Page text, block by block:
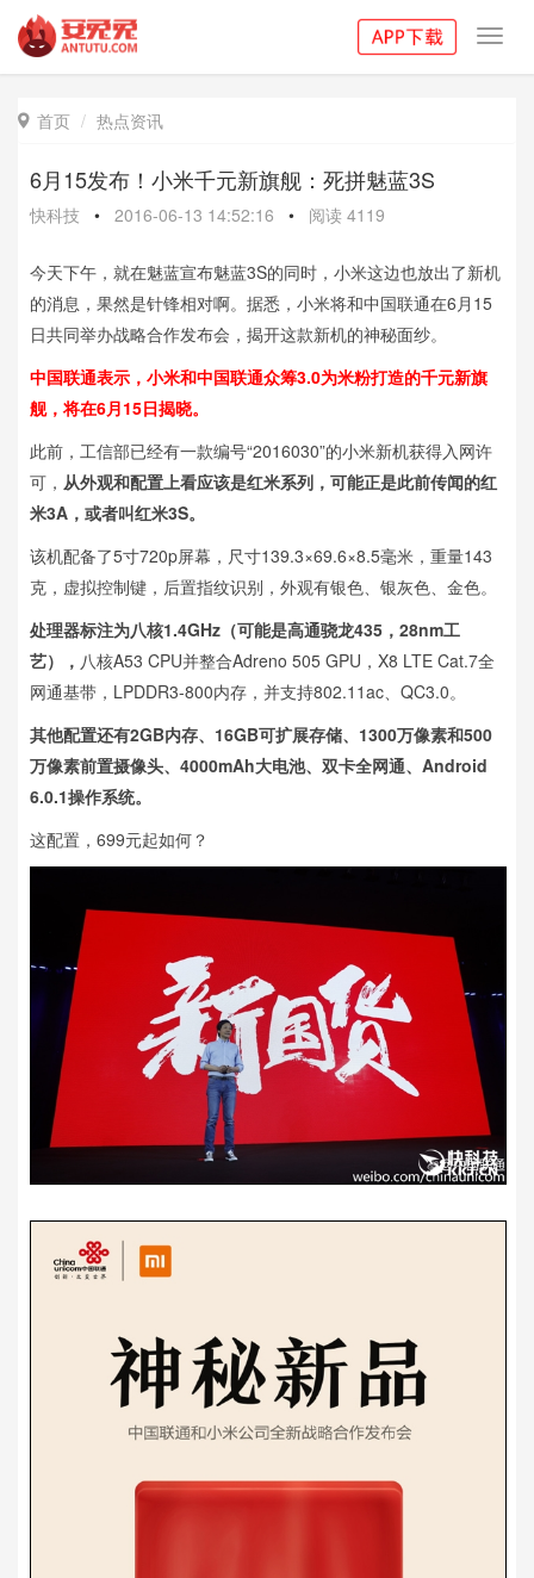
 首页 热点资讯
6月15发布！小米千元新旗舰：死拼魅蓝3S
快科技 • 2016-06-13 14:52:16 • 阅读 4119
今天下午，就在魅蓝宣布魅蓝3S的同时，小米这边也放出了新机
的消息，果然是针锋相对啊。据悉，小米将和中国联通在6月15
日共同举办战略合作发布会，揭开这款新机的神秘面纱。
中国联通表示，小米和中国联通众筹3.0为米粉打造的千元新旗
舰，将在6月15日揭晓。
此前，工信部已经有一款编号“2016030”的小米新机获得入网许
可， 从外观和配置上看应该是红米系列，可能正是此前传闻的红
米3A，或者叫红米3S。
该机配备了5寸720p屏幕，尺寸139.3×69.6×8.5毫米，重量143
克，虚拟控制键，后置指纹识别，外观有银色、银灰色、金色。
处理器标注为八核1.4GHz（可能是高通骁龙435，28nm工
艺）， 八核A53 CPU并整合Adreno 505 GPU，X8 LTE Cat.7全
网通基带，LPDDR3-800内存，并支持802.11ac、QC3.0。
其他配置还有2GB内存、16GB可扩展存储、1300万像素和500
万像素前置摄像头、4000mAh大电池、双卡全网通、Android
6.0.1操作系统。
这配置，699元起如何？